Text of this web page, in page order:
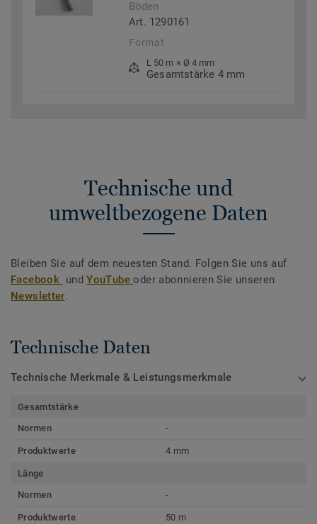
Böden
Art. 1290161
Format
L 50 m × Ø 4 mm
Gesamtstärke 4 mm
Technische und
umweltbezogene Daten
Bleiben Sie auf dem neuesten Stand. Folgen Sie uns auf
Facebook undYouTubeoder abonnieren Sie unseren
Newsletter.
Technische Daten
Technische Merkmale & Leistungsmerkmale
Gesamtstärke
Normen
-
Produktwerte 4 mm
Länge
Normen
-
Produktwerte 50 m